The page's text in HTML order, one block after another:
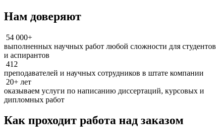
Нам доверяют
54 000+
выполненных научных работ любой сложности для студентов
и аспирантов
412
преподавателей и научных сотрудников в штате компании
20+ лет
оказываем услуги по написанию диссертаций, курсовых и
дипломных работ
Как проходит работа над заказом